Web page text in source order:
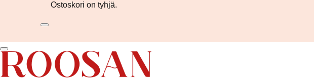
Ostoskori on tyhjä.